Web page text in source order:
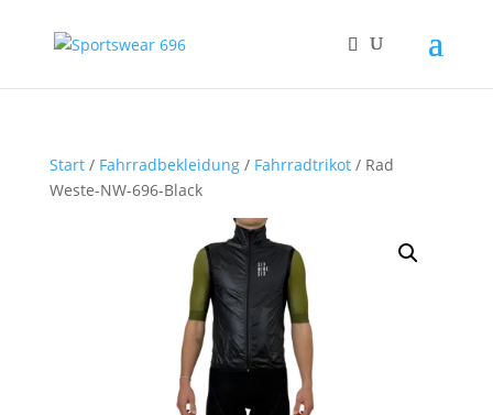
Start/ Fahrradbekleidung/ Fahrradtrikot/ Rad
Weste-NW-696-Black